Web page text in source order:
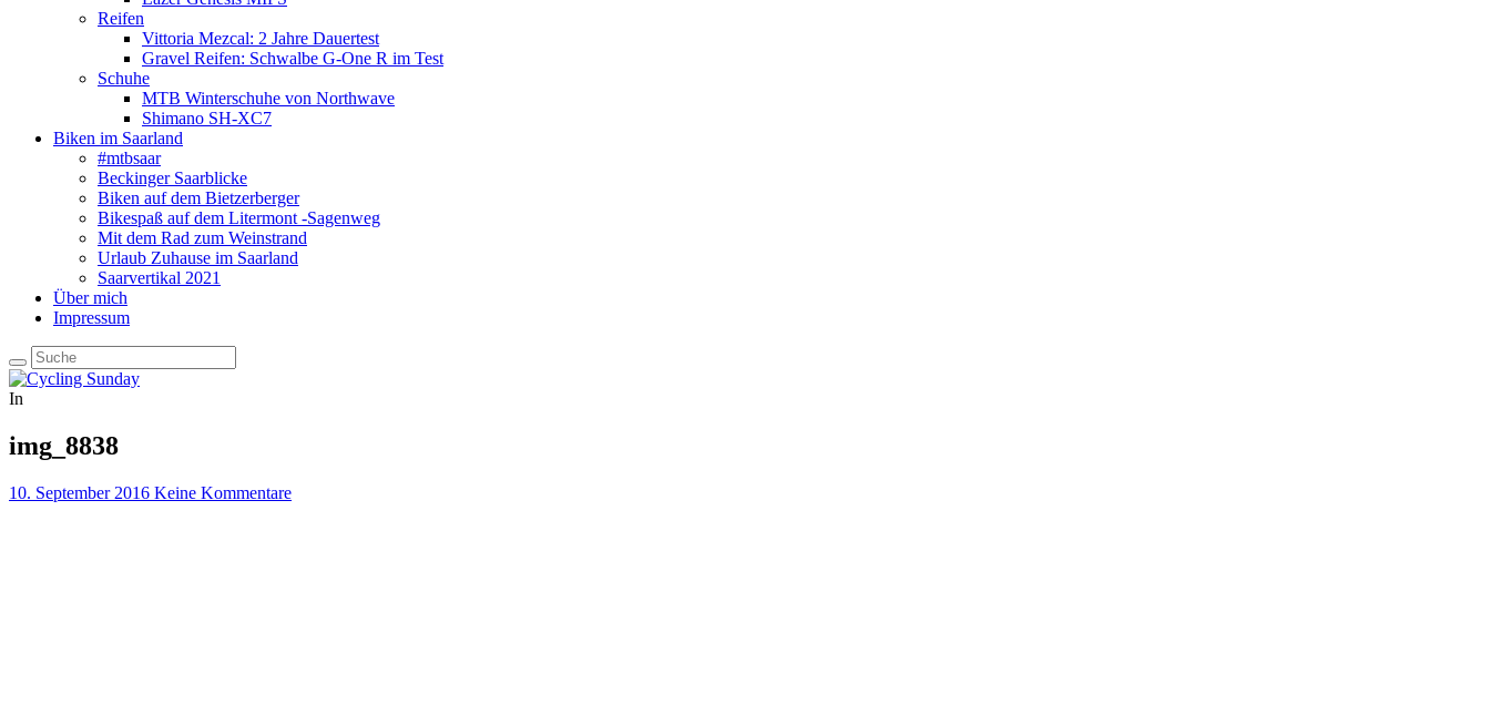
Reifen
Vittoria Mezcal: 2 Jahre Dauertest
Gravel Reifen: Schwalbe G-One R im Test
Schuhe
MTB Winterschuhe von Northwave
Shimano SH-XC7
Biken im Saarland
#mtbsaar
Beckinger Saarblicke
Biken auf dem Bietzerberger
Bikespaß auf dem Litermont -Sagenweg
Mit dem Rad zum Weinstrand
Urlaub Zuhause im Saarland
Saarvertikal 2021
Über mich
Impressum
In
img_8838
10. September 2016 Keine Kommentare